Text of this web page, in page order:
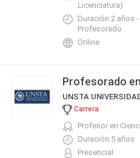
Licenciatura)
Duración 2 años
Profesorado
Online
Profesorado
Carrera
Profesor en
Duración 5 años
Presencial